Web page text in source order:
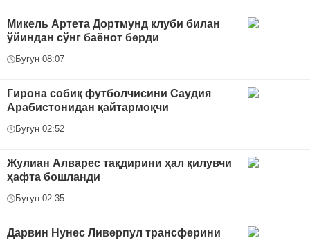
Микель Артета Дортмунд клуби билан
ўйиндан сўнг баёнот берди
Бугун 08:07
Гирона собиқ футболчисини Саудия
Арабистонидан қайтармоқчи
Бугун 02:52
Жулиан Алварес тақдирини ҳал қилувчи
ҳафта бошланди
Бугун 02:35
Дарвин Нунес Ливерпул трансферини